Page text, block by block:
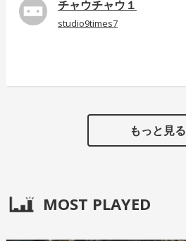
チャウチャウ１
studio9times7
もっと見る
MOST PLAYED